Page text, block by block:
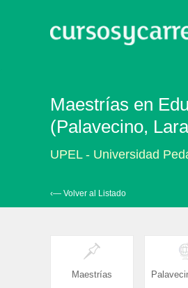
Maestrías en
(Palavecino,
UPEL - Universidad
‹— Volver al Listado
Maestrías